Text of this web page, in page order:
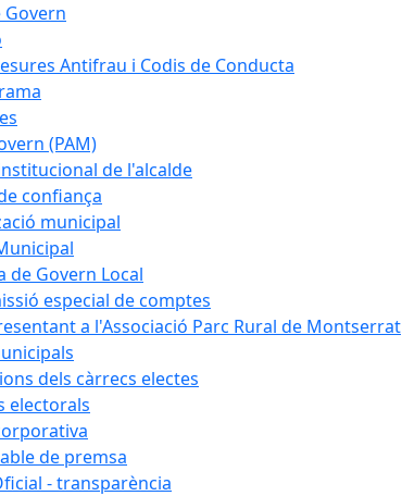
Govern
Antifrau i Codis de Conducta
(PAM)
de l'alcalde
confiança
municipal
de Govern Local
especial de comptes
a l'Associació Parc Rural de Montserrat
dels càrrecs electes
electorals
de premsa
- transparència